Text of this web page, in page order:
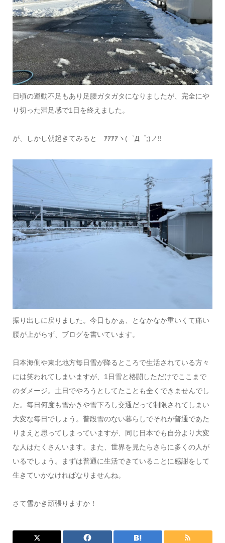
日頃の運動不足もあり足腰ガタガタになりましたが、完全にや
り切った満足感で1日を終えました。
が、しかし朝起きてみると ｱｱｱｱヽ(゜Д゜;)ノ!!
振り出しに戻りました。今日もかぁ、となかなか重いくて痛い
腰が上がらず、ブログを書いています。
日本海側や東北地方毎日雪が降るところで生活されている方々
には笑われてしまいますが、1日雪と格闘しただけでここまで
のダメージ。土日でやろうとしてたことも全くできませんでし
た。毎日何度も雪かきや雪下ろし交通だって制限されてしまい
大変な毎日でしょう。普段雪のない暮らしでそれが普通であた
りまえと思ってしまっていますが、同じ日本でも自分より大変
な人はたくさんいます。また、世界を見たらさらに多くの人が
いるでしょう。まずは普通に生活できていることに感謝をして
生きていかなければなりませんね。
さて雪かき頑張りますか！